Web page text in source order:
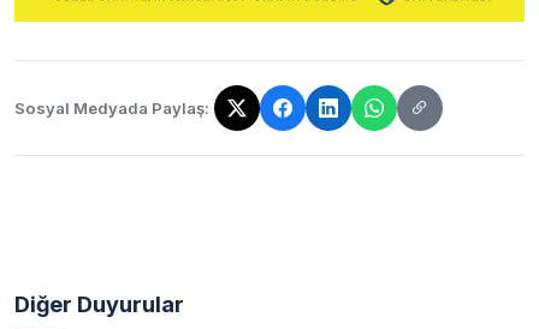
Sosyal Medyada Paylaş:
Bağlantı kopyalandı!
Diğer Duyurular